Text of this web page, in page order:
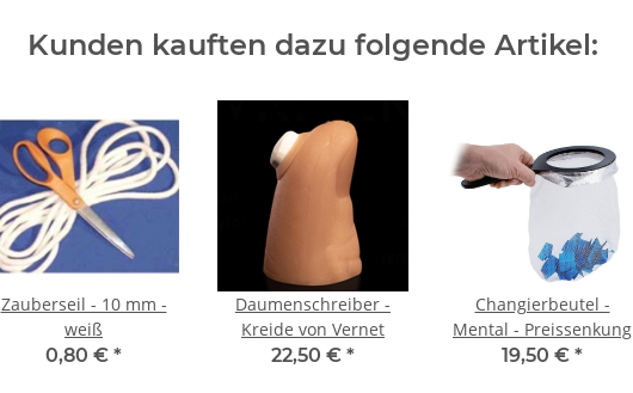
Kunden kauften dazu folgende Artikel:
Zauberseil - 10 mm -
weiß
0,80 € *
Daumenschreiber -
Kreide von Vernet
22,50 € *
Changierbeutel -
Mental - Preissenkung
19,50 € *